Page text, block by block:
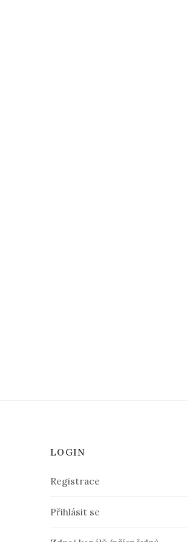
LOGIN
Registrace
Přihlásit se